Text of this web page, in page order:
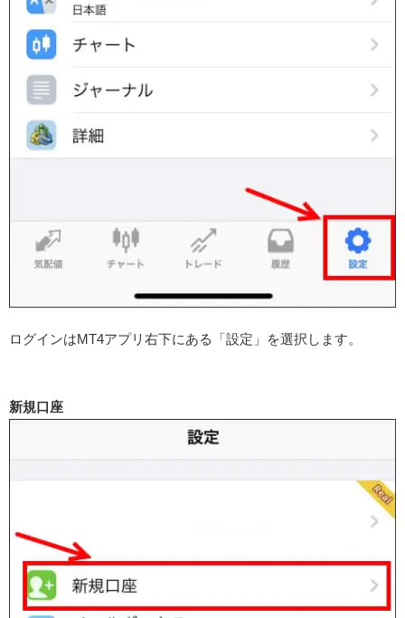
ログインはMT4アプリ右下にある「設定」を選択します。
新規口座